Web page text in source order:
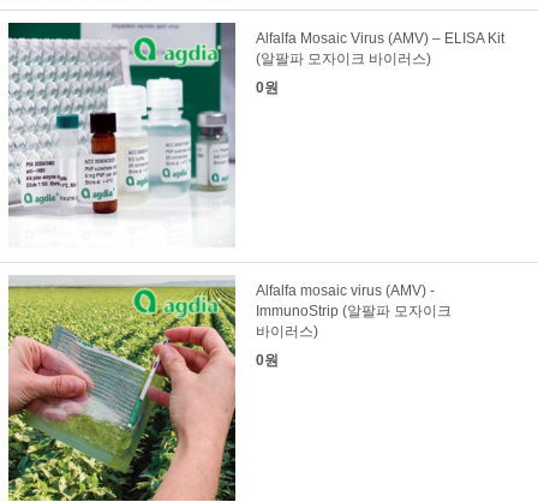
Alfalfa Mosaic Virus (AMV) – ELISA Kit
(알팔파 모자이크 바이러스)
0원
Alfalfa mosaic virus (AMV) -
ImmunoStrip (알팔파 모자이크
바이러스)
0원